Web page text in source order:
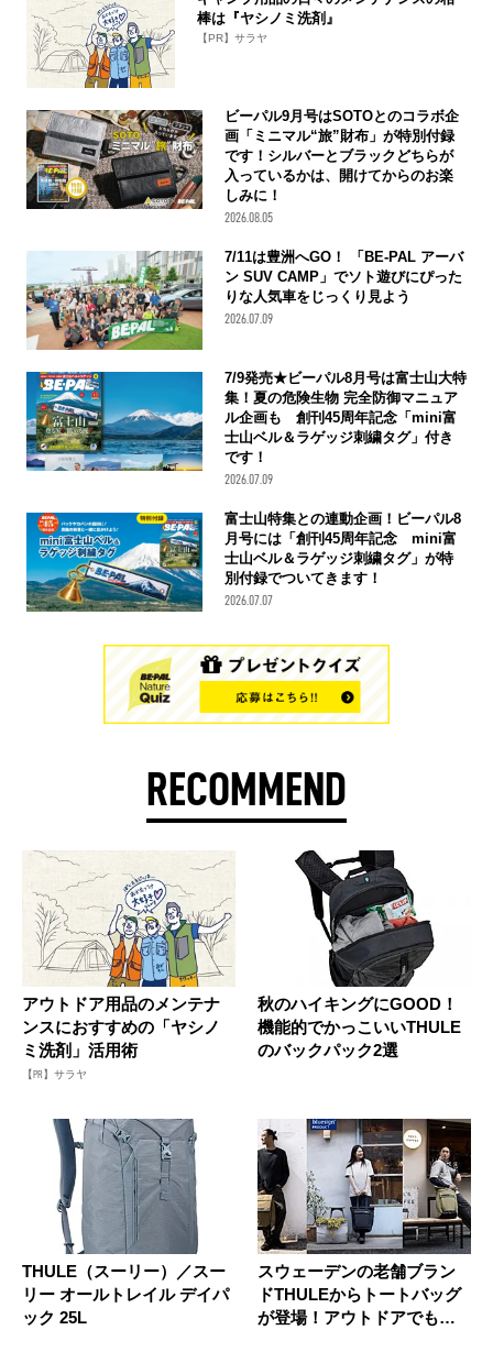
棒は『ヤシノミ洗剤』
【PR】サラヤ
ビーパル9月号はSOTOとのコラボ企
画「ミニマル“旅”財布」が特別付録
です！シルバーとブラックどちらが
入っているかは、開けてからのお楽
しみに！
2026.08.05
7/11は豊洲へGO！ 「BE-PAL アーバ
ン SUV CAMP」でソト遊びにぴった
りな人気車をじっくり見よう
2026.07.09
7/9発売★ビーパル8月号は富士山大特
集！夏の危険生物 完全防御マニュア
ル企画も 創刊45周年記念「mini富
士山ベル＆ラゲッジ刺繍タグ」付き
です！
2026.07.09
富士山特集との連動企画！ビーパル8
月号には「創刊45周年記念 mini富
士山ベル＆ラゲッジ刺繍タグ」が特
別付録でついてきます！
2026.07.07
RECOMMEND
アウトドア用品のメンテナ
ンスにおすすめの「ヤシノ
ミ洗剤」活用術
【PR】サラヤ
秋のハイキングにGOOD！
機能的でかっこいいTHULE
のバックパック2選
THULE（スーリー）／スー
リー オールトレイル デイパ
ック 25L
スウェーデンの老舗ブラン
ドTHULEからトートバッグ
が登場！アウトドアでも日